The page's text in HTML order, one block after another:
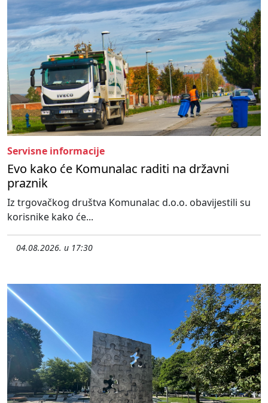
Servisne informacije
Evo kako će Komunalac raditi na državni
praznik
Iz trgovačkog društva Komunalac d.o.o. obavijestili su
korisnike kako će...
04.08.2026. u 17:30